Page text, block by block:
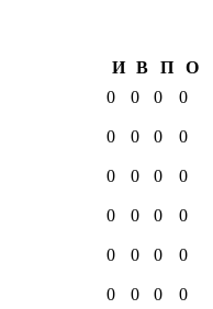
И В П
О
0 0 0 0
0 0 0 0
0 0 0 0
0 0 0 0
0 0 0 0
0 0 0 0